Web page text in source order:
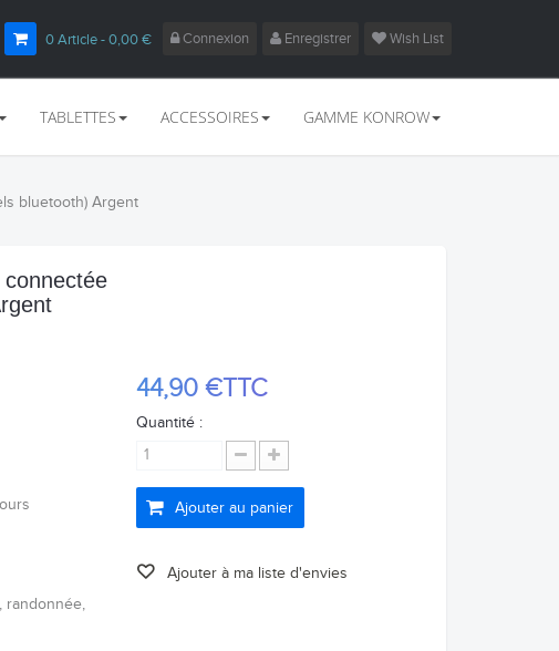
Connexion Enregistrer Wish List
0Article- 0,00 €
TABLETTES ACCESSOIRES GAMME KONROW
bluetooth) Argent
randonnée,
44,90 €TTC
Quantité :
Ajouter au panier
Ajouter à ma liste d'envies